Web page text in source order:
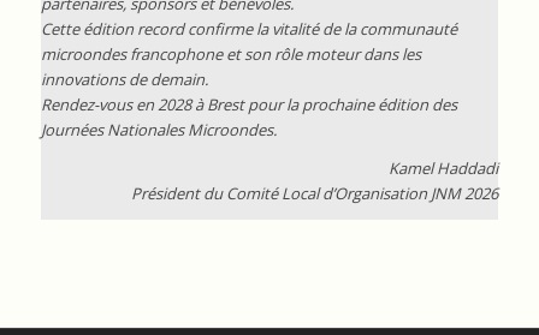
Cette édition record confirme la vitalité de la communauté
microondes francophone et son rôle moteur dans les
innovations de demain.
Rendez-vous en 2028 à Brest pour la prochaine édition des
Journées Nationales Microondes.
Kamel Haddadi
Président du Comité Local d’Organisation JNM 2026